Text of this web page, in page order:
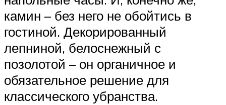
камин – без него не обойтись в
гостиной. Декорированный
лепниной, белоснежный с
позолотой – он органичное и
обязательное решение для
классического убранства.